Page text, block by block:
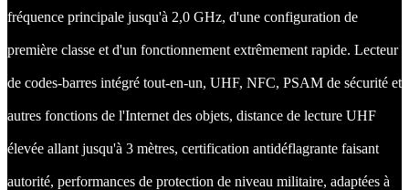
fréquence principale jusqu'à 2,0 GHz, d'une configuration de
première classe et d'un fonctionnement extrêmement rapide. Lecteur
de codes-barres intégré tout-en-un, UHF, NFC, PSAM de sécurité et
autres fonctions de l'Internet des objets, distance de lecture UHF
élevée allant jusqu'à 3 mètres, certification antidéflagrante faisant
autorité, performances de protection de niveau militaire, adaptées à